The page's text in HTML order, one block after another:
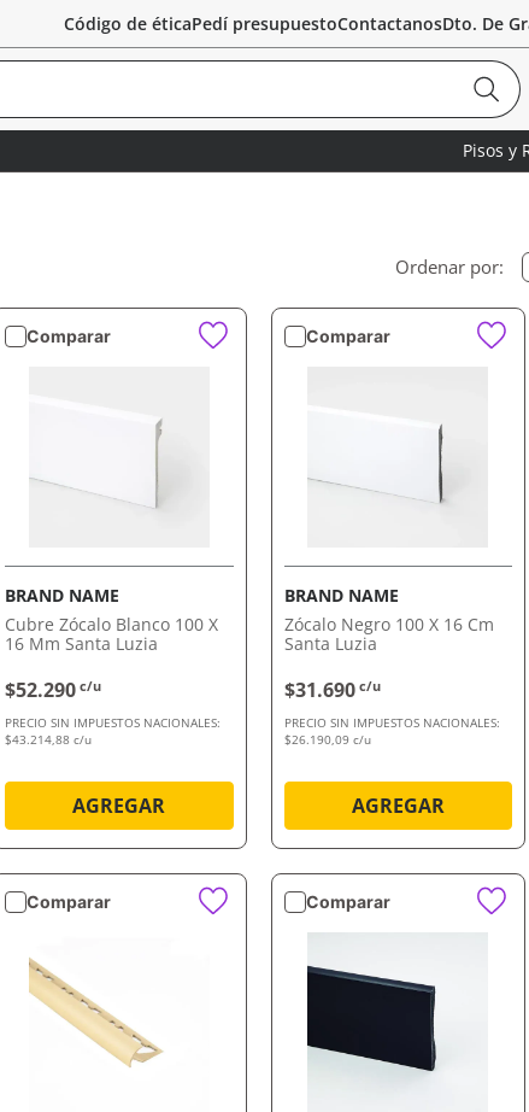
Código de éticaPedí presupuestoContactanosDto. De
Pisos y
Comparar
BRAND NAME
Cubre Zócalo Blanco 100 X
16 Mm Santa Luzia
$52.290 c/u
PRECIO SIN IMPUESTOS NACIONALES:
$43.214,88 c/u
AGREGAR
Comparar
BRAND NAME
Zócalo Negro 100 X 16 Cm
Santa Luzia
$31.690 c/u
PRECIO SIN IMPUESTOS NACIONALES:
$26.190,09 c/u
AGREGAR
Comparar Comparar